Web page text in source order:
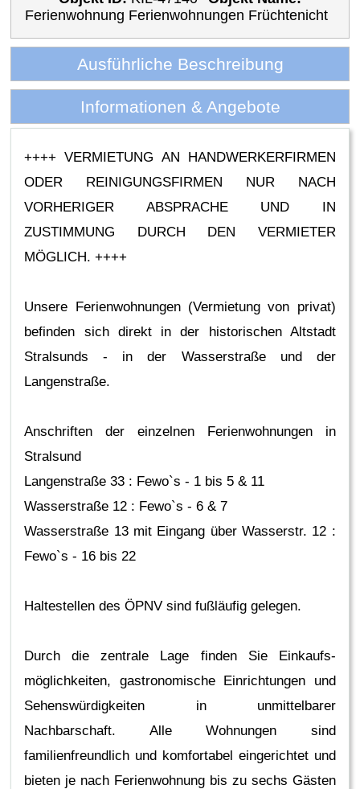
Ferienwohnung Ferienwohnungen Früchtenicht
Ausführliche Beschreibung
Informationen & Angebote
++++ VERMIETUNG AN HANDWERKERFIRMEN
ODER REINIGUNGSFIRMEN NUR NACH
VORHERIGER ABSPRACHE UND IN
ZUSTIMMUNG DURCH DEN VERMIETER
MÖGLICH. ++++
Unsere Ferienwohnungen (Vermietung von privat)
befinden sich direkt in der historischen Altstadt
Stralsunds - in der Wasserstraße und der
Langenstraße.
Anschriften der einzelnen Ferienwohnungen in
Stralsund
Langenstraße 33 : Fewo`s - 1 bis 5 & 11
Wasserstraße 12 : Fewo`s - 6 & 7
Wasserstraße 13 mit Eingang über Wasserstr. 12 :
Fewo`s - 16 bis 22
Haltestellen des ÖPNV sind fußläufig gelegen.
Durch die zentrale Lage finden Sie Einkaufs­
möglichkeiten, gastronomische Einrichtungen und
Sehenswürdigkeiten in unmittelbarer
Nachbarschaft. Alle Wohnungen sind
familienfreundlich und komfortabel eingerichtet und
bieten je nach Ferienwohnung bis zu sechs Gästen